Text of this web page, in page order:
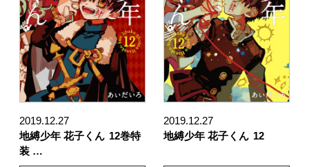
2019.12.27
地縛少年 花子くん 12巻特
装 …
2019.12.27
地縛少年 花子くん 12